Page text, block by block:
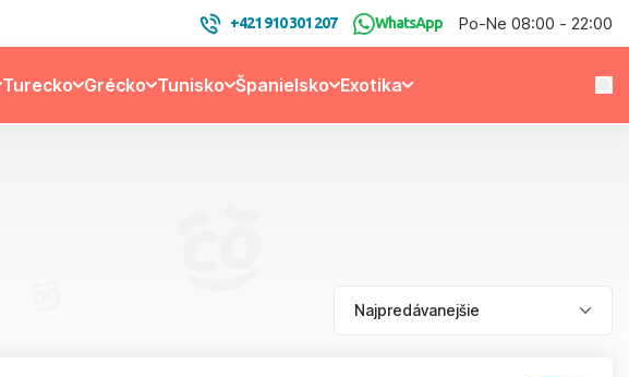
+421 910 301 207 WhatsApp Po-Ne 08:00 - 22:00
Turecko Grécko Tunisko Španielsko Exotika